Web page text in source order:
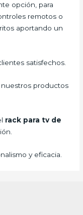
opción, para
remotos o
aportando un
satisfechos.
productos
rack para tv de
y eficacia.